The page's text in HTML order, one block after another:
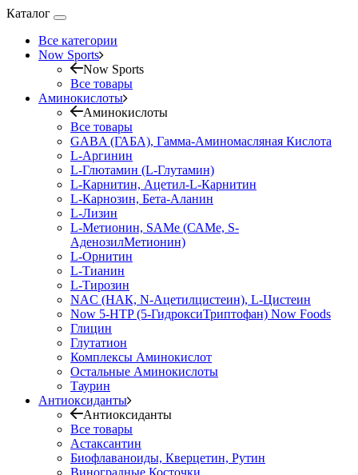
Каталог
Все категории
Now Sports
Now Sports
Все товары
Аминокислоты
Аминокислоты
Все товары
GABA (ГАБА), Гамма-Аминомасляная Кислота
L-Аргинин
L-Глютамин (L-Глутамин)
L-Карнитин, Ацетил-L-Карнитин
L-Карнозин, Бета-Аланин
L-Лизин
L-Метионин, SAMe (САМе, S-
АденозилМетионин)
L-Орнитин
L-Тианин
L-Тирозин
NAC (НАК, N-Ацетилцистеин), L-Цистеин
Now 5-HTP (5-ГидроксиТриптофан) Now Foods
Глицин
Глутатион
Комплексы Аминокислот
Остальные Аминокислоты
Таурин
Антиоксиданты
Антиоксиданты
Все товары
Астаксантин
Биофлаваноиды, Кверцетин, Рутин
Виноградные Косточки